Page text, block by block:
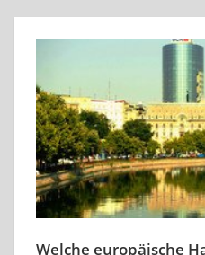
Welche europäische